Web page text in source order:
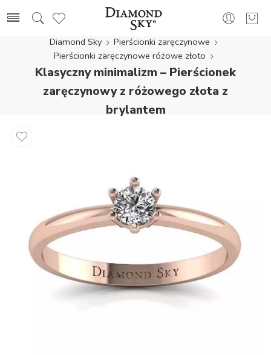
Diamond Sky
Pierścionki zaręczynowe
Pierścionki zaręczynowe różowe złoto
Klasyczny minimalizm – Pierścionek
zaręczynowy z różowego złota z
brylantem